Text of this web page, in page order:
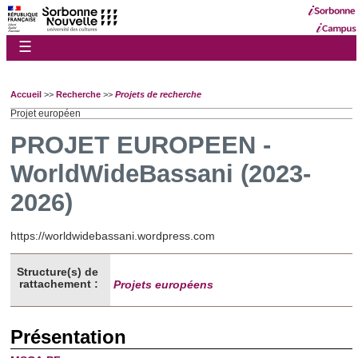
☰
Accueil >> Recherche >> Projets de recherche
Projet européen
PROJET EUROPEEN -
WorldWideBassani (2023-
2026)
https://worldwidebassani.wordpress.com
Structure(s) de
rattachement :
Projets européens
Présentation